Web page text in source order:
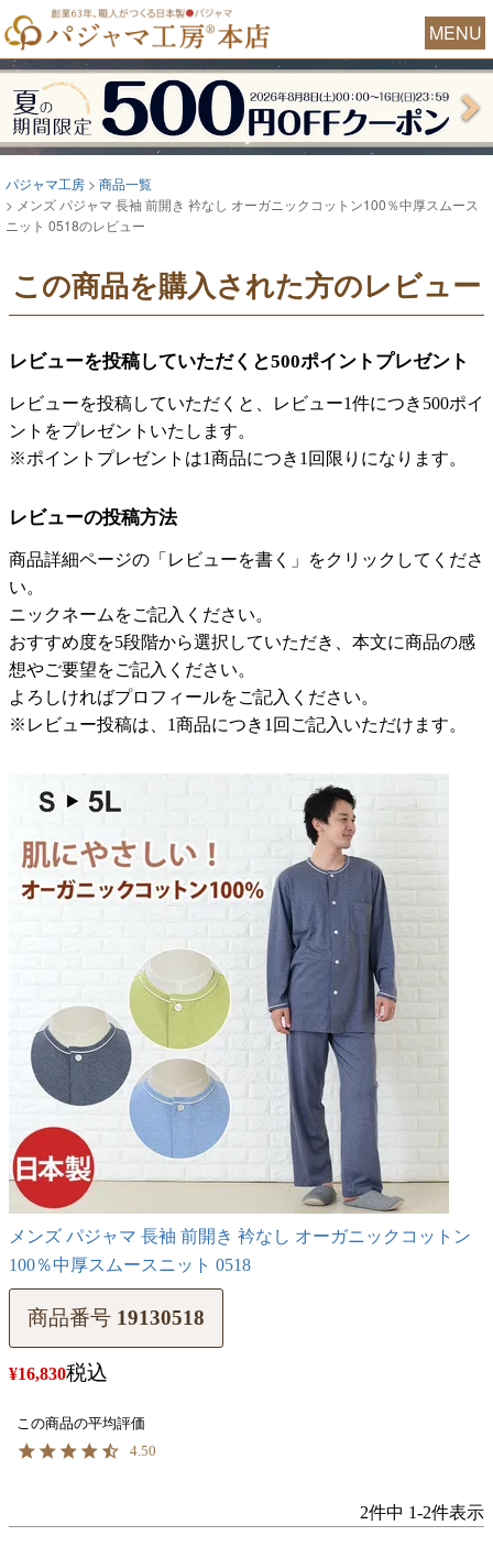
MENU
パジャマ工房
商品一覧
メンズ パジャマ 長袖 前開き 衿なし オーガニックコットン100％中厚スムース
ニット 0518のレビュー
この商品を購入された方のレビュー
レビューを投稿していただくと500ポイントプレゼント
レビューを投稿していただくと、レビュー1件につき500ポイ
ントをプレゼントいたします。
※ポイントプレゼントは1商品につき1回限りになります。
レビューの投稿方法
商品詳細ページの「レビューを書く」をクリックしてくださ
い。
ニックネームをご記入ください。
おすすめ度を5段階から選択していただき、本文に商品の感
想やご要望をご記入ください。
よろしければプロフィールをご記入ください。
※レビュー投稿は、1商品につき1回ご記入いただけます。
メンズ パジャマ 長袖 前開き 衿なし オーガニックコットン
100％中厚スムースニット 0518
商品番号 19130518
¥16,830税込
4.50
2件中 1-2件表示